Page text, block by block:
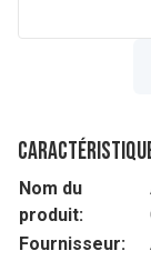
Nom du
produit:
Fournisseur: